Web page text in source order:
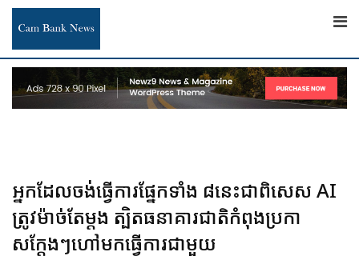
Skip
content
អ្នកដែលចង់ធ្វើការផ្នែកទាំង ៨នេះជាពិសេស AI
ត្រូវម៉ាច់តែម្តង ត្បិតធនាគារជាតិកំពុងប្រកា
សក្តែងៗហៅមកធ្វើការជាមួយ